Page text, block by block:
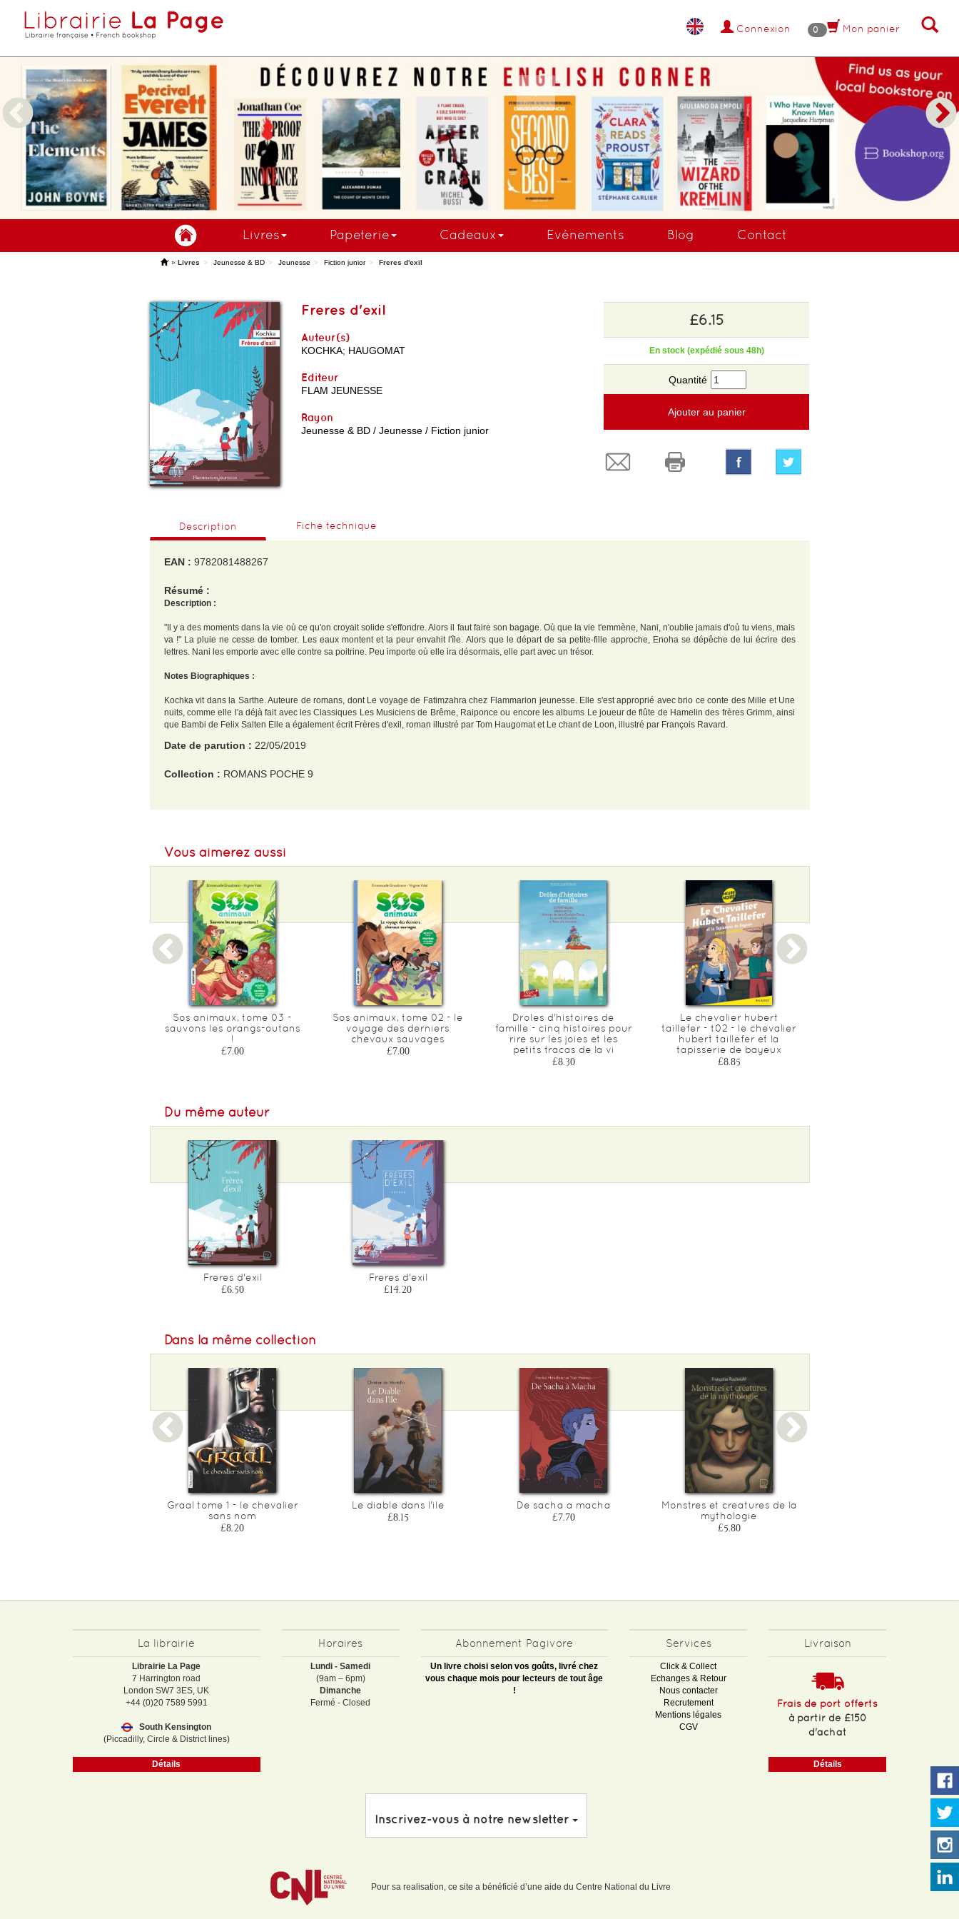
Connexion 0 Mon panier
COMMANDEZ MAINTENANT !
Livres Papeterie Cadeaux Evénements Blog Contact
'» Livres Jeunesse & BD Jeunesse Fiction junior Freres d'exil
Freres d'exil
Auteur(s)
KOCHKA; HAUGOMAT
Editeur
FLAM JEUNESSE
Rayon
Jeunesse & BD / Jeunesse / Fiction junior
£6.15
En stock (expédié sous 48h)
Quantité
Ajouter au panier
Description Fiche technique
EAN : 9782081488267
Résumé :
Description :
"Il y a des moments dans la vie où ce qu'on croyait solide s'effondre. Alors il faut faire son bagage. Où que la vie t'emmène, Nani, n'oublie jamais d'où tu viens, mais
va !" La pluie ne cesse de tomber. Les eaux montent et la peur envahit l'île. Alors que le départ de sa petite-fille approche, Enoha se dépêche de lui écrire des
lettres. Nani les emporte avec elle contre sa poitrine. Peu importe où elle ira désormais, elle part avec un trésor.
Notes Biographiques :
Kochka vit dans la Sarthe. Auteure de romans, dont Le voyage de Fatimzahra chez Flammarion jeunesse. Elle s'est approprié avec brio ce conte des Mille et Une
nuits, comme elle l'a déjà fait avec les Classiques Les Musiciens de Brême, Raiponce ou encore les albums Le joueur de flûte de Hamelin des frères Grimm, ainsi
que Bambi de Felix Salten Elle a également écrit Frères d'exil, roman illustré par Tom Haugomat et Le chant de Loon, illustré par François Ravard.
Date de parution : 22/05/2019
Collection : ROMANS POCHE 9
Format L :125
Poids :138 g
Epaisseur :8
Vous aimerez aussi
Sos animaux, tome 03 -
sauvons les orangs-outans
!
£7.00
Sos animaux, tome 02 - le
voyage des derniers
chevaux sauvages
£7.00
Droles d'histoires de
famille - cinq histoires pour
rire sur les joies et les
petits tracas de la vi
£8.30
Le chevalier hubert
taillefer - t02 - le chevalier
hubert taillefer et la
tapisserie de bayeux
£8.85
Du même auteur
Freres d'exil
£6.50
Freres d'exil
£14.20
Dans la même collection
Graal tome 1 - le chevalier
sans nom
£8.20
Le diable dans l'ile
£8.15
De sacha a macha
£7.70
Monstres et creatures de la
mythologie
£5.80
La librairie
Librairie La Page
7 Harrington road
London SW7 3ES, UK
+44 (0)20 7589 5991
South Kensington
(Piccadilly, Circle & District lines)
Détails
Horaires
Lundi - Samedi
(9am – 6pm)
Dimanche
Fermé - Closed
Abonnement Pagivore
Un livre choisi selon vos goûts, livré chez
vous chaque mois pour lecteurs de tout âge
!
Services
Click & Collect
Echanges & Retour
Nous contacter
Recrutement
Mentions légales
CGV
Livraison
Frais de port offerts
à partir de £150
d'achat
Détails
Inscrivez-vous à notre newsletter
Pour sa realisation, ce site a bénéficié d’une aide du Centre National du Livre